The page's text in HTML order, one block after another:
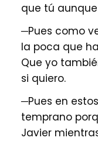
que tú
─Pues como
la poca que
Que yo
si quiero.
─Pues en
temprano
Javier